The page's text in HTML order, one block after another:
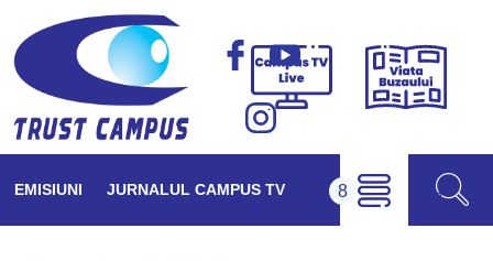
Campus
Viața
EMISIUNI JURNALUL CAMPUS TV